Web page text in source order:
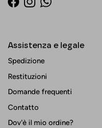
Facebook
InstagramWhatsApp
Assistenza e legale
Spedizione
Restituzioni
Domande frequenti
Contatto
Dov'è il mio ordine?